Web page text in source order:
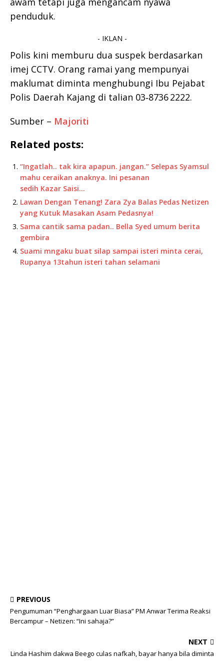
penduduk.
- IKLAN -
Polis kini memburu dua suspek berdasarkan
imej CCTV. Orang ramai yang mempunyai
maklumat diminta menghubungi Ibu Pejabat
Polis Daerah Kajang di talian 03‑8736 2222.
Sumber – Majoriti
Related posts:
“Ingatlah.. tak kira apapun. jangan.” Selepas Syamsul
mahu ceraikan anaknya. Ini pesanan
sedih Kazar Saisi…
Lawan Dengan Tenang! Zara Zya Balas Pedas Netizen
yang Kutuk Masakan Asam Pedasnya!
Sama cantik sama padan.. Bella Syed umum berita
gembira
Suami mngaku buat silap sampai isteri minta cerai,
Rupanya 13tahun isteri tahan selamani
PREVIOUS
Pengumuman “Penghargaan Luar Biasa” PM Anwar Terima Reaksi
Bercampur – Netizen: “Ini sahaja?”
NEXT
Linda Hashim dakwa Beego culas nafkah, bayar hanya bila diminta